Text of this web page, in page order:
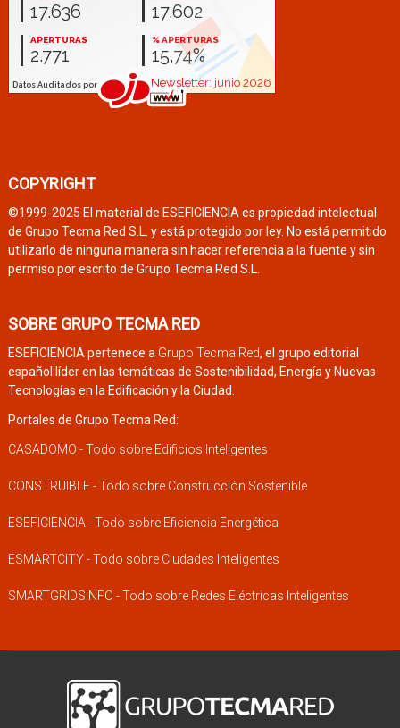
COPYRIGHT
©1999-2025 El material de ESEFICIENCIA es propiedad intelectual
de Grupo Tecma Red S.L. y está protegido por ley. No está permitido
utilizarlo de ninguna manera sin hacer referencia a la fuente y sin
permiso por escrito de Grupo Tecma Red S.L.
SOBRE GRUPO TECMA RED
ESEFICIENCIA pertenece a Grupo Tecma Red, el grupo editorial
español líder en las temáticas de Sostenibilidad, Energía y Nuevas
Tecnologías en la Edificación y la Ciudad.
Portales de Grupo Tecma Red:
CASADOMO - Todo sobre Edificios Inteligentes
CONSTRUIBLE - Todo sobre Construcción Sostenible
ESEFICIENCIA - Todo sobre Eficiencia Energética
ESMARTCITY - Todo sobre Ciudades Inteligentes
SMARTGRIDSINFO - Todo sobre Redes Eléctricas Inteligentes